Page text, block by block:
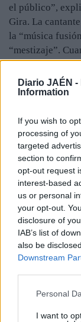
Diario JAÉN -
Information
If you wish to
processing of
targeted
section to
opt-out request
interest-based
us or personal
your opt-out.
disclosure of
IAB’s list of
also be
Downstream
Personal
I want to
el público”,
Gira. La
la “música
“mestizaje”.
“se hace o se
un premio a su
de algo. Es
por el mundo la
Amparo
latino, la rumba
intentado
Después de su
Internacional de
preparadas
preparar el
y mayo de 2014
producción, y
ha firmado con
se editará en
Empezamos en